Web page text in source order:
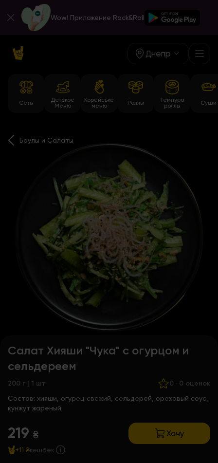
Wow! Приложение Rock&Roll
Днепр
Сеты
Детское
Меню
Корейське
меню
Роллы
Темпура
роллы
Суши
Боулы и Салаты
Салат Хияши "Чука" с огурцом и
сельдереем
200 г | 1 шт 0 · 0 оценок
Состав: хияши, огурец свежий, сельдерей, ореховый соус,
кунжут жареный
219 ₴ Хочу
+11 ₴кешбек